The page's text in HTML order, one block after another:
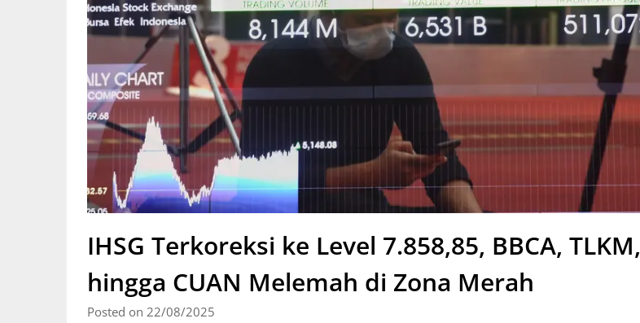
IHSG Terkoreksi ke Level 7.858,85, BBCA, TLKM,
hingga CUAN Melemah di Zona Merah
Posted on 22/08/2025